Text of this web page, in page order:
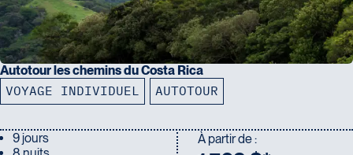
Autotour les chemins du Costa Rica
VOYAGE INDIVIDUEL AUTOTOUR
9 jours
À partir de :